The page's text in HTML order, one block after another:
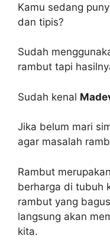
Kamu sedang
dan tipis?
Sudah
rambut tapi
Sudah kenal
Jika belum mari
agar masalah
Rambut
berharga di tubuh
rambut yang
langsung akan
kita.